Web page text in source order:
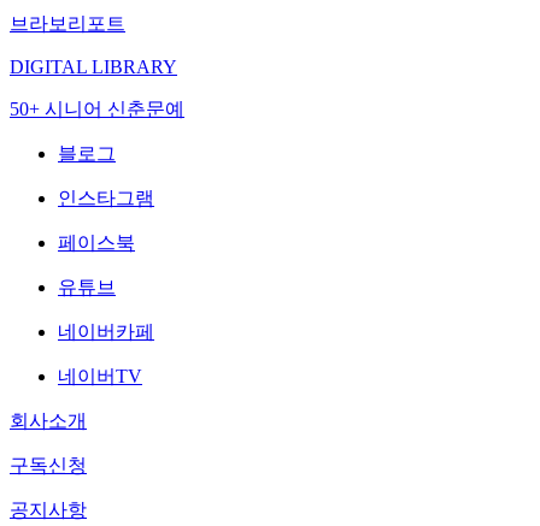
브라보리포트
DIGITAL LIBRARY
50+ 시니어 신춘문예
블로그
인스타그램
페이스북
유튜브
네이버카페
네이버TV
회사소개
구독신청
공지사항